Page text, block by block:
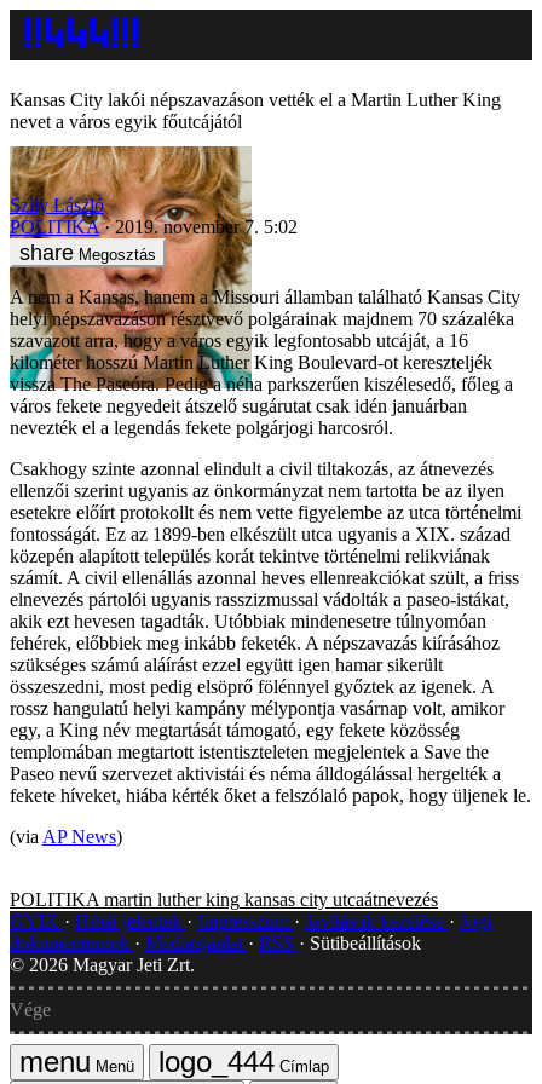
Kansas City lakói népszavazáson vették el a Martin Luther King
nevet a város egyik főutcájától
Szily László
POLITIKA
2019. november 7. 5:02
Megosztás
A nem a Kansas, hanem a Missouri államban található Kansas City
helyi népszavazáson résztvevő polgárainak majdnem 70 százaléka
szavazott arra, hogy a város egyik legfontosabb utcáját, a 16
kilométer hosszú Martin Luther King Boulevard-ot kereszteljék
vissza The Paseóra. Pedig a néha parkszerűen kiszélesedő, főleg a
város fekete negyedeit átszelő sugárutat csak idén januárban
nevezték el a legendás fekete polgárjogi harcosról.
Csakhogy szinte azonnal elindult a civil tiltakozás, az átnevezés
ellenzői szerint ugyanis az önkormányzat nem tartotta be az ilyen
esetekre előírt protokollt és nem vette figyelembe az utca történelmi
fontosságát. Ez az 1899-ben elkészült utca ugyanis a XIX. század
közepén alapított település korát tekintve történelmi relikviának
számít. A civil ellenállás azonnal heves ellenreakciókat szült, a friss
elnevezés pártolói ugyanis rasszizmussal vádolták a paseo-istákat,
akik ezt hevesen tagadták. Utóbbiak mindenesetre túlnyomóan
fehérek, előbbiek meg inkább feketék. A népszavazás kiírásához
szükséges számú aláírást ezzel együtt igen hamar sikerült
összeszedni, most pedig elsöprő fölénnyel győztek az igenek. A
rossz hangulatú helyi kampány mélypontja vasárnap volt, amikor
egy, a King név megtartását támogató, egy fekete közösség
templomában megtartott istentiszteleten megjelentek a Save the
Paseo nevű szervezet aktivistái és néma álldogálással hergelték a
fekete híveket, hiába kérték őket a felszólaló papok, hogy üljenek le.
(via AP News)
POLITIKA martin luther king kansas city utcaátnevezés
GYIK
Hibát jelentek Impresszum Javítások kezelése
Jogi
dokumentumok
Médiaajánlat RSS
Sütibeállítások
© 2026 Magyar Jeti Zrt.
Vége
Menü Címlap